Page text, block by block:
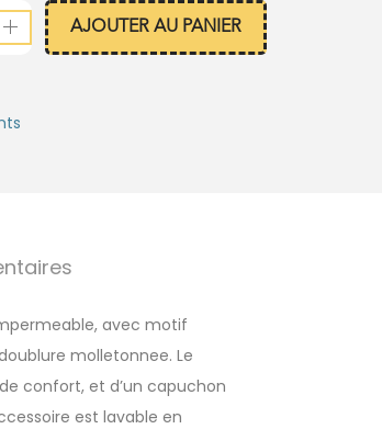
AJOUTER AU PANIER
avec motif
molletonnee. Le
confort, et d’un capuchon
est lavable en